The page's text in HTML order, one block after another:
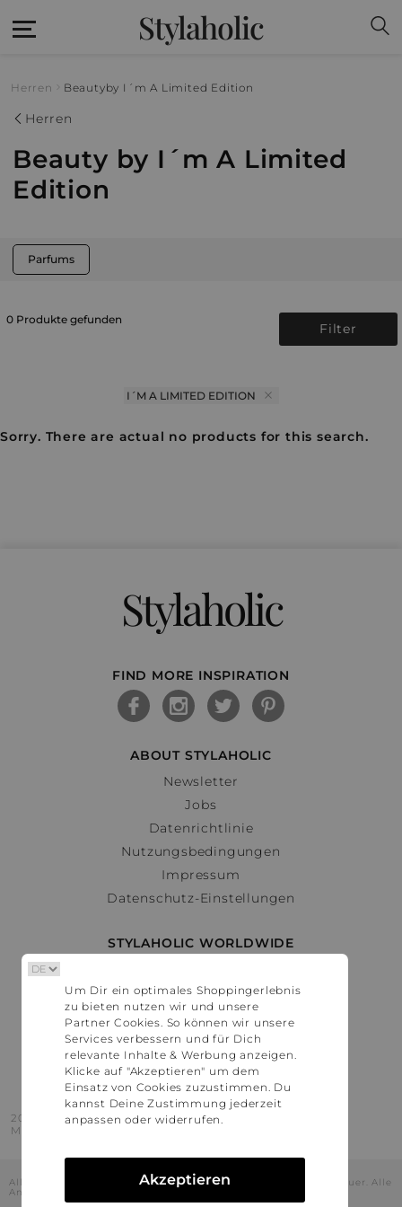
Stylaholic
Herren Beautyby I´m A Limited Edition
Herren
Beauty by I´m A Limited
Edition
Parfums
0 Produkte gefunden
Filter
I´M A LIMITED EDITION
Sorry. There are actual no products for this search.
Stylaholic
FIND MORE INSPIRATION
ABOUT STYLAHOLIC
Newsletter
Jobs
Datenrichtlinie
Nutzungsbedingungen
Impressum
Datenschutz-Einstellungen
STYLAHOLIC WORLDWIDE
Österreich
Schweiz
France
United States
2016 - 2026 © Stylaholic.
Made for you with love in munich.
Alle Preise inkl. der jeweils geltenden gesetzlichen Mehrwertsteuer. Alle
Angaben ohne Gewähr.
Um Dir ein optimales Shoppingerlebnis
zu bieten nutzen wir und unsere
Partner Cookies. So können wir unsere
Services verbessern und für Dich
relevante Inhalte & Werbung anzeigen.
Klicke auf "Akzeptieren" um dem
Einsatz von Cookies zuzustimmen. Du
kannst Deine Zustimmung jederzeit
anpassen oder widerrufen.
Akzeptieren